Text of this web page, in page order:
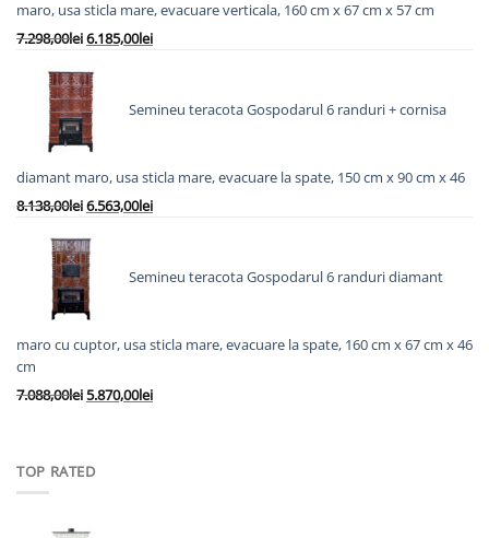
maro, usa sticla mare, evacuare verticala, 160 cm x 67 cm x 57 cm
7.298,00leiPrețul
a
fost:
7.298,00lei.
6.185,00leiPrețul
6.185,00lei.
Semineu teracota Gospodarul 6 randuri + cornisa
diamant maro, usa sticla mare, evacuare la spate, 150 cm x 90 cm x 46
8.138,00leiPrețul
a
fost:
8.138,00lei.
6.563,00leiPrețul
6.563,00lei.
Semineu teracota Gospodarul 6 randuri diamant
maro cu cuptor, usa sticla mare, evacuare la spate, 160 cm x 67 cm x 46
cm
7.088,00leiPrețul
7.088,00lei.
5.870,00leiPrețul
TOP RATED